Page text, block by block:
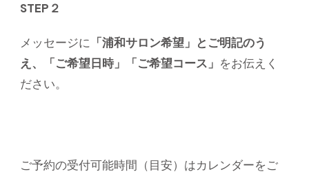
STEP２
メッセージに 「浦和サロン希望」とご明記のう
え、「ご希望日時」「ご希望コース」 をお伝えく
ださい。
ご予約の受付可能時間（目安）はカレンダーをご